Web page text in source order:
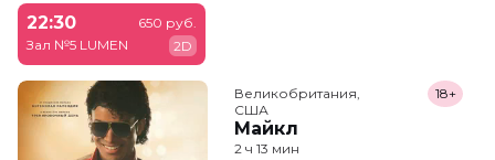
22:30
Зал №5 LUMEN
650 руб.
2D
Великобритания,
США
Майкл
18+
2 ч 13 мин